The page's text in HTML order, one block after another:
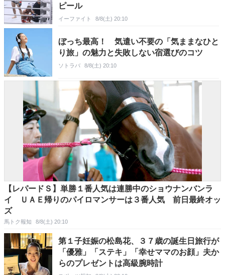
ピール
イーファイト 8/8(土) 20:10
ぼっち最高！ 気遣い不要の「気ままなひと
り旅」の魅力と失敗しない宿選びのコツ
ソトラバ 8/8(土) 20:10
【レパードＳ】単勝１番人気は連勝中のショウナンバンラ
イ ＵＡＥ帰りのパイロマンサーは３番人気 前日最終オッ
ズ
馬トク報知 8/8(土) 20:10
第１子妊娠の松島花、３７歳の誕生日旅行が
「優雅」「ステキ」「幸せママのお顔」夫か
らのプレゼントは高級腕時計